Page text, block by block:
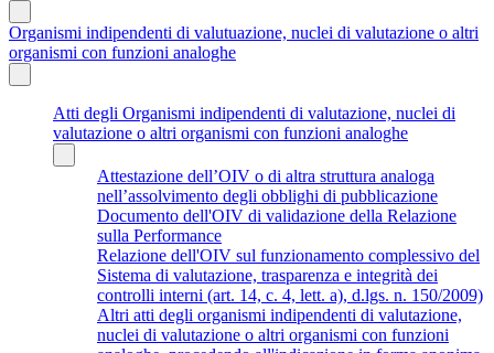
Organismi indipendenti di valutuazione, nuclei di valutazione o altri
organismi con funzioni analoghe
Atti degli Organismi indipendenti di valutazione, nuclei di
valutazione o altri organismi con funzioni analoghe
Attestazione dell’OIV o di altra struttura analoga
nell’assolvimento degli obblighi di pubblicazione
Documento dell'OIV di validazione della Relazione
sulla Performance
Relazione dell'OIV sul funzionamento complessivo del
Sistema di valutazione, trasparenza e integrità dei
controlli interni (art. 14, c. 4, lett. a), d.lgs. n. 150/2009)
Altri atti degli organismi indipendenti di valutazione,
nuclei di valutazione o altri organismi con funzioni